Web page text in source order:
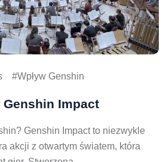
Wpływ Genshin
Impact
Genshin Impact to niezwykle
akcji z otwartym światem, która